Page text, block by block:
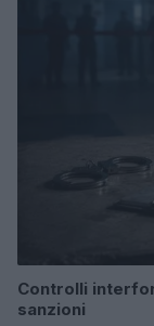
Controlli
sanzioni